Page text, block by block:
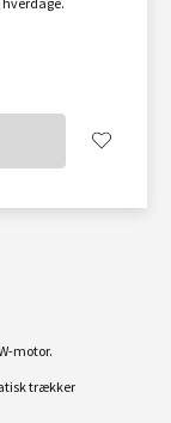
motor.
trækker